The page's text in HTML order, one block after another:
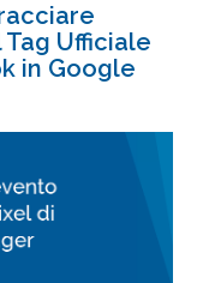
Tag Ufficiale
in Google